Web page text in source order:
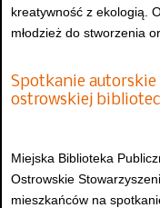
kreatywność z ekologią.
młodzież do stworzenia
Spotkanie autorskie
ostrowskiej
Miejska Biblioteka
Ostrowskie
mieszkańców na